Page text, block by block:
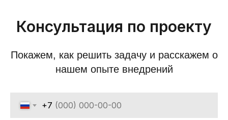
Консультация по проекту
Покажем, как решить задачу и расскажем о
нашем опыте внедрений
+7